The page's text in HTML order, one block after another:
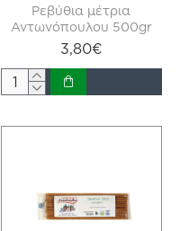
Ρεβύθια μέτρια
Αντωνόπουλου 500gr
3,80€